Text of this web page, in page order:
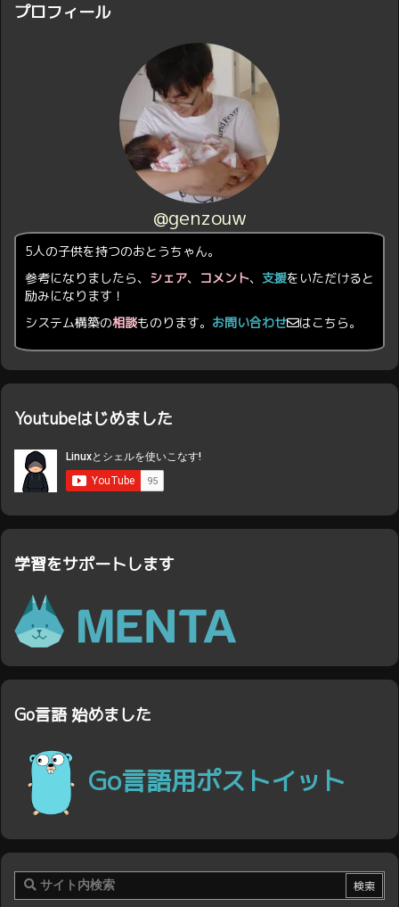
プロフィール
@genzouw
5人の子供を持つのおとうちゃん。
参考になりましたら、 シェア、 コメント、 支援をいただけると
励みになります！
システム構築の相談ものります。 お問い合わせ はこちら。
Youtubeはじめました
学習をサポートします
Go言語 始めました
Go言語用ポストイット